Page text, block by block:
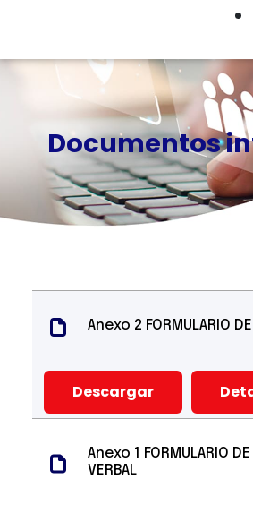
Documentos
Anexo 2 FORMULARIO
Descargar
Anexo 1 FORMULARIO
VERBAL